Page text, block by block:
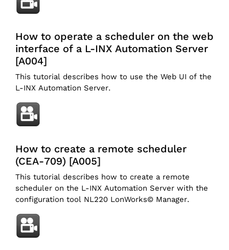
How to operate a scheduler on the web
interface of a L-INX Automation Server
[A004]
This tutorial describes how to use the Web UI of the
L-INX Automation Server.
How to create a remote scheduler
(CEA-709) [A005]
This tutorial describes how to create a remote
scheduler on the L-INX Automation Server with the
configuration tool NL220 LonWorks© Manager.